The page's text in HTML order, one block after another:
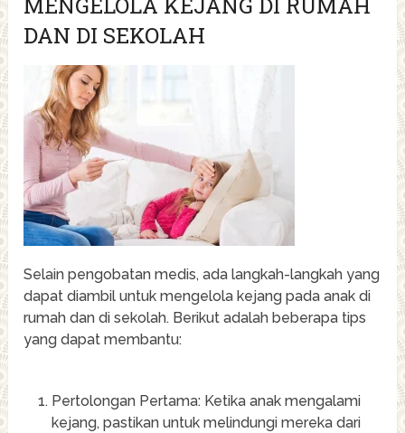
DAN DI SEKOLAH
Selain pengobatan medis, ada langkah-langkah yang
dapat diambil untuk mengelola kejang pada anak di
rumah dan di sekolah. Berikut adalah beberapa tips
yang dapat membantu:
Pertolongan Pertama: Ketika anak mengalami
kejang, pastikan untuk melindungi mereka dari